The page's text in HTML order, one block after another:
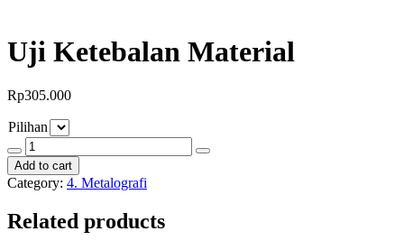
Uji Ketebalan Material
Rp305.000
Pilihan
Add to cart
Category: 4. Metalografi
Related products